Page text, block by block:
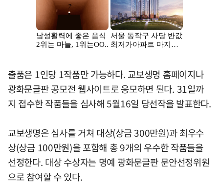
출품은 1인당 1작품만 가능하다. 교보생명 홈페이지나
광화문글판 공모전 웹사이트로 응모하면 된다. 31일까
지 접수한 작품들을 심사해 5월16일 당선작을 발표한다.
교보생명은 심사를 거쳐 대상(상금 300만원)과 최우수
상(상금 100만원)을 포함해 총 9개의 우수한 작품들을
선정한다. 대상 수상자는 명예 광화문글판 문안선정위원
으로 참여할 수 있다.